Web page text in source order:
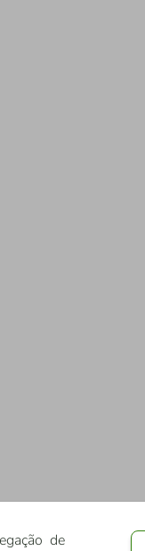
de